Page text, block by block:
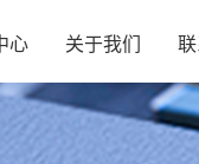
心 关于我们